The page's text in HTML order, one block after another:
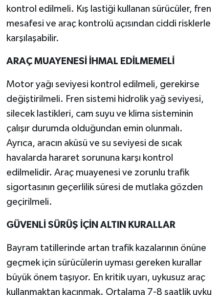
kontrol edilmeli. Kış lastiği kullanan sürücüler, fren
mesafesi ve araç kontrolü açısından ciddi risklerle
karşılaşabilir.
ARAÇ MUAYENESİ İHMAL EDİLMEMELİ
Motor yağı seviyesi kontrol edilmeli, gerekirse
değiştirilmeli. Fren sistemi hidrolik yağ seviyesi,
silecek lastikleri, cam suyu ve klima sisteminin
çalışır durumda olduğundan emin olunmalı.
Ayrıca, aracın aküsü ve su seviyesi de sıcak
havalarda hararet sorununa karşı kontrol
edilmelidir. Araç muayenesi ve zorunlu trafik
sigortasının geçerlilik süresi de mutlaka gözden
geçirilmeli.
GÜVENLİ SÜRÜŞ İÇİN ALTIN KURALLAR
Bayram tatillerinde artan trafik kazalarının önüne
geçmek için sürücülerin uyması gereken kurallar
büyük önem taşıyor. En kritik uyarı, uykusuz araç
kullanmaktan kaçınmak. Ortalama 7-8 saatlik uyku